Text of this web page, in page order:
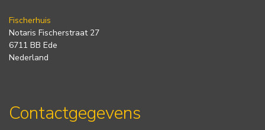
Fischerhuis
Notaris Fischerstraat 27
6711 BB Ede
Nederland
Contactgegevens